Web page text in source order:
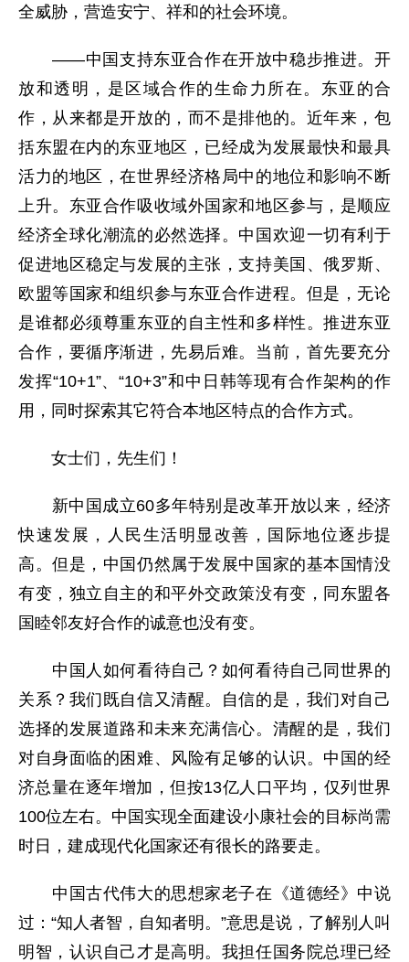
全威胁，营造安宁、祥和的社会环境。
——中国支持东亚合作在开放中稳步推进。开
放和透明，是区域合作的生命力所在。东亚的合
作，从来都是开放的，而不是排他的。近年来，包
括东盟在内的东亚地区，已经成为发展最快和最具
活力的地区，在世界经济格局中的地位和影响不断
上升。东亚合作吸收域外国家和地区参与，是顺应
经济全球化潮流的必然选择。中国欢迎一切有利于
促进地区稳定与发展的主张，支持美国、俄罗斯、
欧盟等国家和组织参与东亚合作进程。但是，无论
是谁都必须尊重东亚的自主性和多样性。推进东亚
合作，要循序渐进，先易后难。当前，首先要充分
发挥“10+1”、“10+3”和中日韩等现有合作架构的作
用，同时探索其它符合本地区特点的合作方式。
女士们，先生们！
新中国成立60多年特别是改革开放以来，经济
快速发展，人民生活明显改善，国际地位逐步提
高。但是，中国仍然属于发展中国家的基本国情没
有变，独立自主的和平外交政策没有变，同东盟各
国睦邻友好合作的诚意也没有变。
中国人如何看待自己？如何看待自己同世界的
关系？我们既自信又清醒。自信的是，我们对自己
选择的发展道路和未来充满信心。清醒的是，我们
对自身面临的困难、风险有足够的认识。中国的经
济总量在逐年增加，但按13亿人口平均，仅列世界
100位左右。中国实现全面建设小康社会的目标尚需
时日，建成现代化国家还有很长的路要走。
中国古代伟大的思想家老子在《道德经》中说
过：“知人者智，自知者明。”意思是说，了解别人叫
明智，认识自己才是高明。我担任国务院总理已经